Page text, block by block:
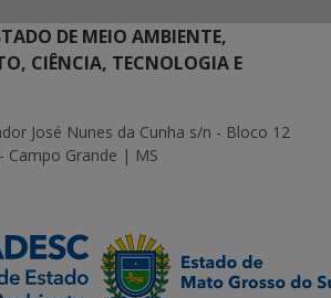
DE MEIO AMBIENTE,
CIÊNCIA, TECNOLOGIA E
José Nunes da Cunha s/n - Bloco 12
Campo Grande | MS